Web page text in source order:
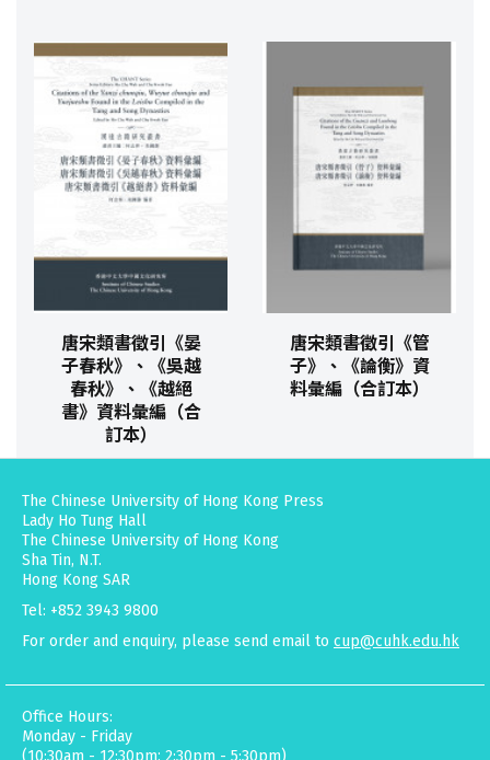
唐宋類書徵引《晏
子春秋》、《吳越
春秋》、《越絕
書》資料彙編（合
訂本）
唐宋類書徵引《管
子》、《論衡》資
料彙編（合訂本）
The Chinese University of Hong Kong Press
Lady Ho Tung Hall
The Chinese University of Hong Kong
Sha Tin, N.T.
Hong Kong SAR
Tel: +852 3943 9800
For order and enquiry, please send email to cup@cuhk.edu.hk
Office Hours:
Monday - Friday
(10:30am - 12:30pm; 2:30pm - 5:30pm)